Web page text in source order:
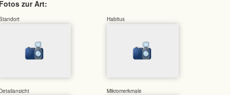
zur Art:
Habitus
Mikromerkmale